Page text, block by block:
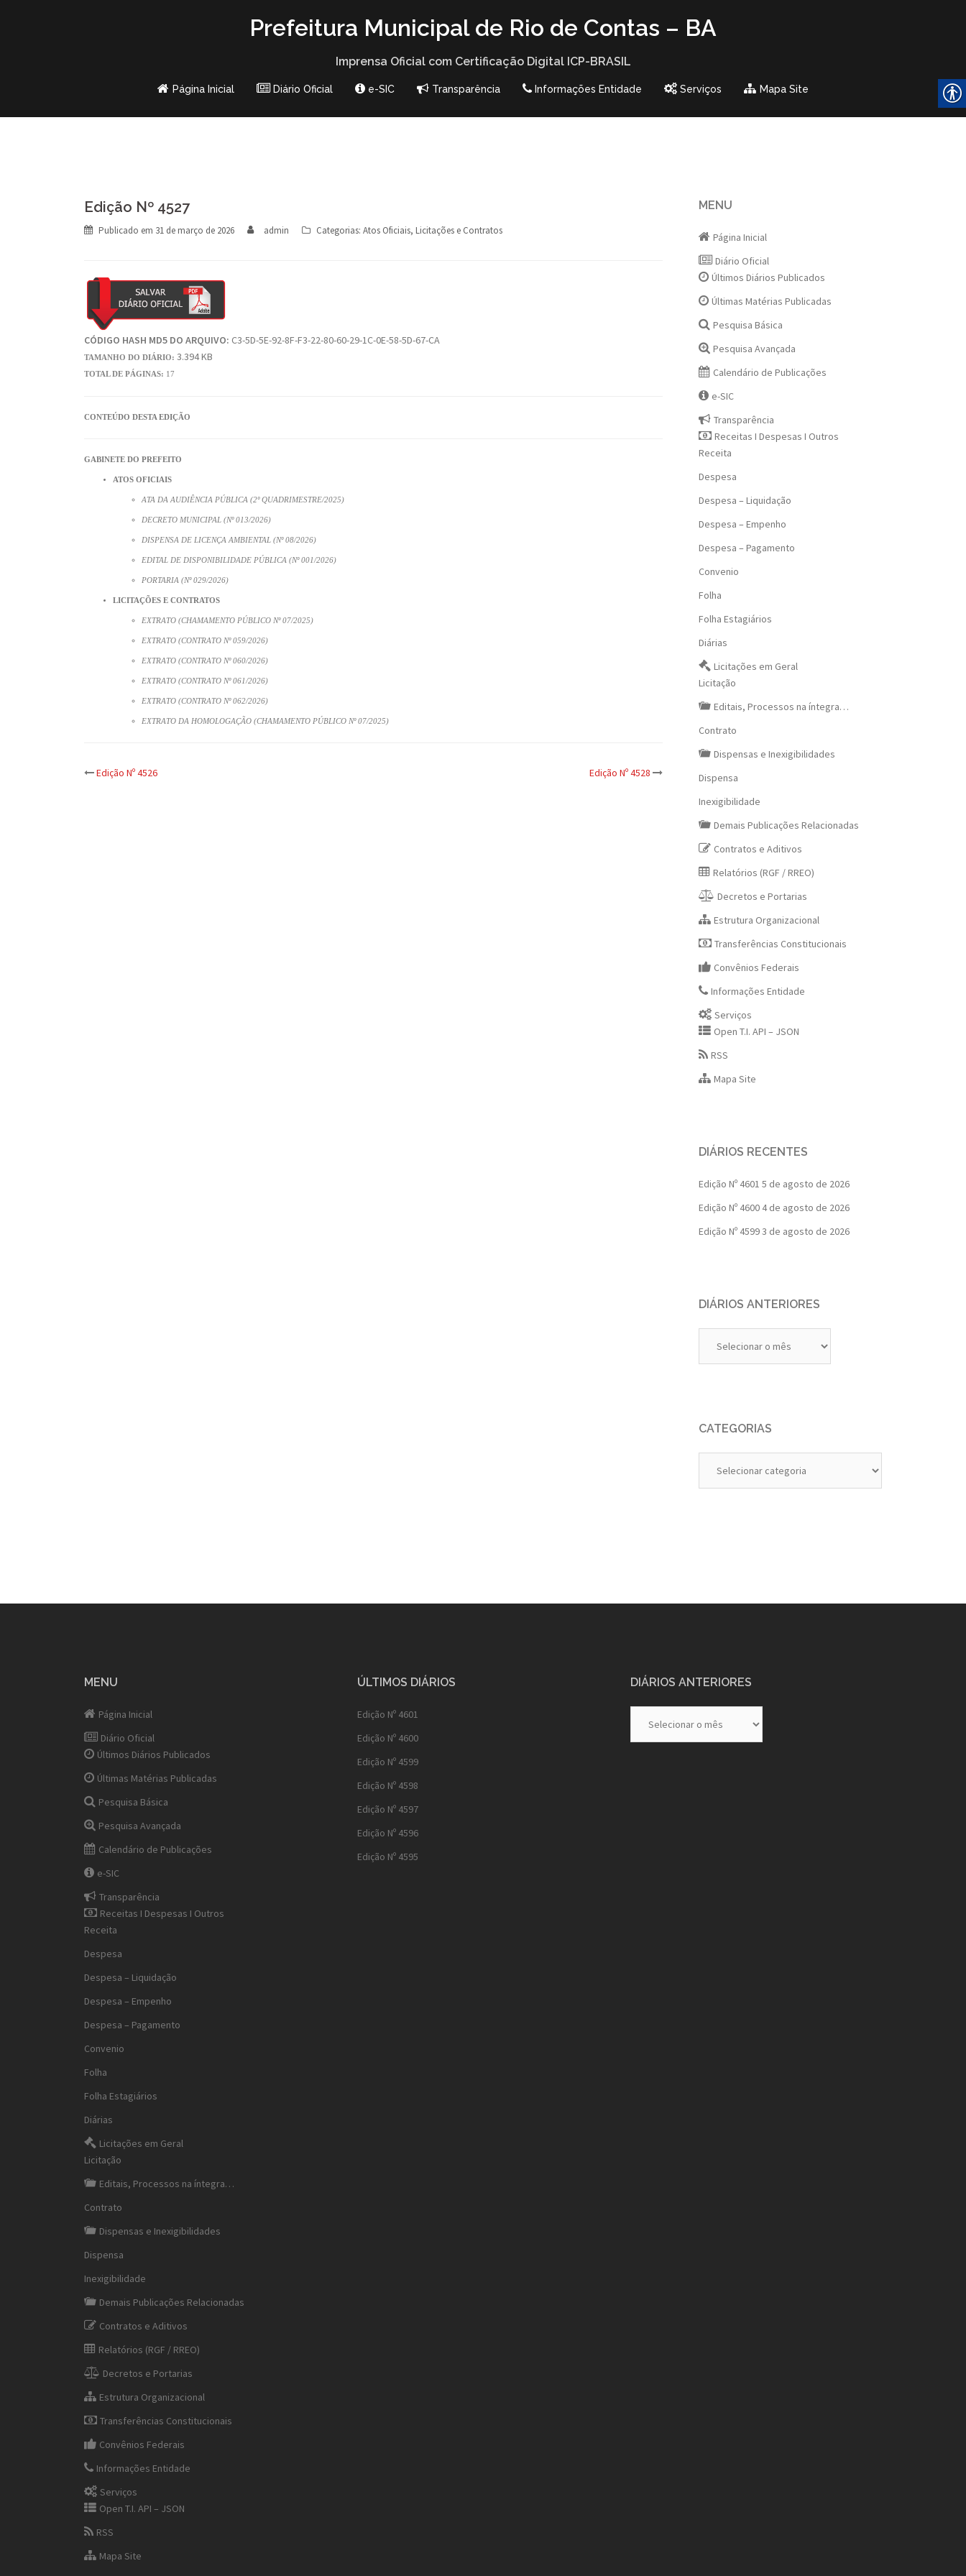
Prefeitura Municipal de Rio de Contas – BA
Imprensa Oficial com Certificação Digital ICP-BRASIL
Página Inicial Diário Oficial e-SIC Transparência Informações Entidade Serviços Mapa Site
Edição Nº 4527
Publicado em 31 de março de 2026 admin Categorias: Atos Oficiais, Licitações e Contratos
CÓDIGO HASH MD5 DO ARQUIVO: C3-5D-5E-92-8F-F3-22-80-60-29-1C-0E-58-5D-67-CA
TAMANHO DO DIÁRIO: 3.394 KB
TOTAL DE PÁGINAS: 17
CONTEÚDO DESTA EDIÇÃO
GABINETE DO PREFEITO
ATOS OFICIAIS
ATA DA AUDIÊNCIA PÚBLICA (2º QUADRIMESTRE/2025)
DECRETO MUNICIPAL (Nº 013/2026)
DISPENSA DE LICENÇA AMBIENTAL (Nº 08/2026)
EDITAL DE DISPONIBILIDADE PÚBLICA (Nº 001/2026)
PORTARIA (Nº 029/2026)
LICITAÇÕES E CONTRATOS
EXTRATO (CHAMAMENTO PÚBLICO Nº 07/2025)
EXTRATO (CONTRATO Nº 059/2026)
EXTRATO (CONTRATO Nº 060/2026)
EXTRATO (CONTRATO Nº 061/2026)
EXTRATO (CONTRATO Nº 062/2026)
EXTRATO DA HOMOLOGAÇÃO (CHAMAMENTO PÚBLICO Nº 07/2025)
Post
Edição Nº 4526 Edição Nº 4528
MENU
Página Inicial
Diário Oficial
Últimos Diários Publicados
Últimas Matérias Publicadas
Pesquisa Básica
Pesquisa Avançada
Calendário de Publicações
e-SIC
Transparência
Receitas I Despesas I Outros
Receita
Despesa
Despesa – Liquidação
Despesa – Empenho
Despesa – Pagamento
Convenio
Folha
Folha Estagiários
Diárias
Licitações em Geral
Licitação
Editais, Processos na íntegra…
Contrato
Dispensas e Inexigibilidades
Dispensa
Inexigibilidade
Demais Publicações Relacionadas
Contratos e Aditivos
Relatórios (RGF / RREO)
Decretos e Portarias
Estrutura Organizacional
Transferências Constitucionais
Convênios Federais
Informações Entidade
Serviços
Open T.I. API – JSON
RSS
Mapa Site
DIÁRIOS RECENTES
Edição Nº 4601 5 de agosto de 2026
Edição Nº 4600 4 de agosto de 2026
Edição Nº 45993 de agosto de 2026
DIÁRIOS ANTERIORES
Anteriores
CATEGORIAS
MENU
Página Inicial
Diário Oficial
Últimos Diários Publicados
Últimas Matérias Publicadas
Pesquisa Básica
Pesquisa Avançada
Calendário de Publicações
e-SIC
Transparência
Receitas I Despesas I Outros
Receita
Despesa
Despesa – Liquidação
Despesa – Empenho
Despesa – Pagamento
Convenio
Folha
Folha Estagiários
Diárias
Licitações em Geral
Licitação
Editais, Processos na íntegra…
Contrato
Dispensas e Inexigibilidades
Dispensa
Inexigibilidade
Demais Publicações Relacionadas
Contratos e Aditivos
Relatórios (RGF / RREO)
Decretos e Portarias
Estrutura Organizacional
Transferências Constitucionais
Convênios Federais
Informações Entidade
Serviços
Open T.I. API – JSON
RSS
Mapa Site
ÚLTIMOS DIÁRIOS
Edição Nº 4601
Edição Nº 4600
Edição Nº 4599
Edição Nº 4598
Edição Nº 4597
Edição Nº 4596
Edição Nº 4595
DIÁRIOS ANTERIORES
Anteriores